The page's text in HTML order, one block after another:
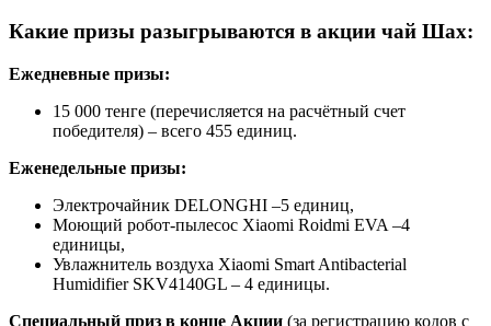
Какие призы разыгрываются в акции чай Шах:
Ежедневные призы:
15 000 тенге (перечисляется на расчётный счет
победителя) – всего 455 единиц.
Еженедельные призы:
Электрочайник DELONGHI –5 единиц,
Моющий робот-пылесос Xiaomi Roidmi EVA –4
единицы,
Увлажнитель воздуха Xiaomi Smart Antibacterial
Humidifier SKV4140GL – 4 единицы.
Специальный приз в конце Акции (за регистрацию кодов с